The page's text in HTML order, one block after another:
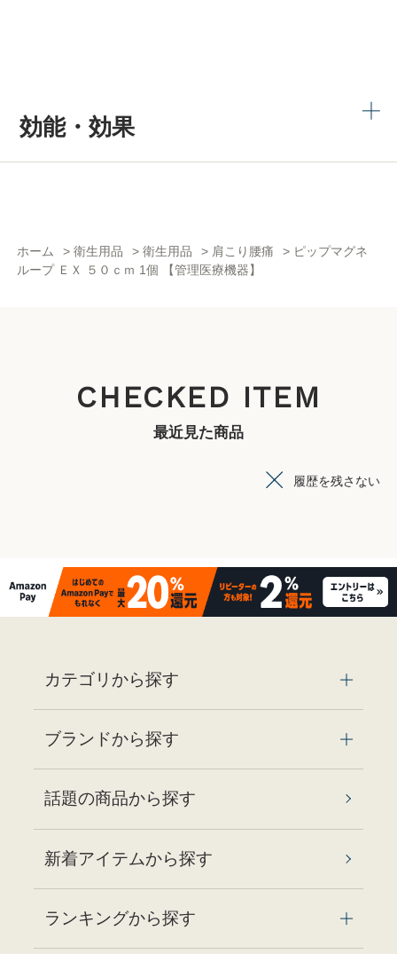
効能・効果
ホーム >衛生用品 >衛生用品 > 肩こり腰痛 > ピップマグネ
ループ ＥＸ ５０ｃｍ 1個 【管理医療機器】
CHECKED ITEM
最近見た商品
履歴を残さない
カテゴリから探す
ブランドから探す
話題の商品から探す
新着アイテムから探す
ランキングから探す